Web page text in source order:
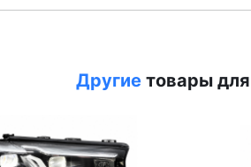
Другие товары